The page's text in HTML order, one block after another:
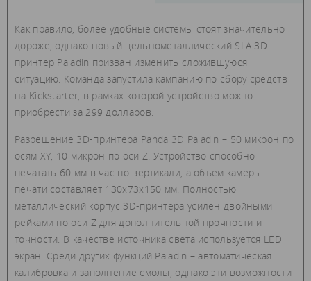
Как правило, более удобные системы стоят значительно
дороже, однако новый цельнометаллический SLA 3D-
принтер Paladin призван изменить сложившуюся
ситуацию. Команда запустила кампанию по сбору средств
на Kickstarter, в рамках которой устройство можно
приобрести за 299 долларов.
Разрешение 3D-принтера Panda 3D Paladin – 50 микрон по
осям XY, 10 микрон по оси Z. Устройство способно
печатать 60 мм в час по вертикали, а объем камеры
печати составляет 130х73х150 мм. Полностью
металлический корпус 3D-принтера усилен двойными
рейками по оси Z для дополнительной прочности и
точности. В качестве источника света используется LED
экран. Среди других функций Paladin – автоматическая
калибровка и заполнение смолы, однако эти возможности